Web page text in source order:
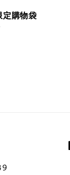
購物袋